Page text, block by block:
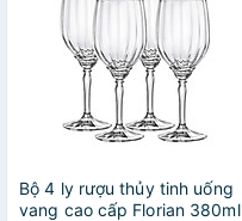
Bộ 4 ly rượu thủy tinh uống
vang cao cấp Florian 380ml